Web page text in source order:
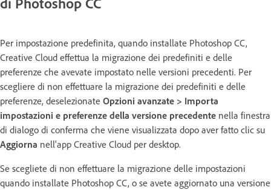
Per impostazione predefinita, quando installate Photoshop CC,
Creative Cloud effettua la migrazione dei predefiniti e delle
preferenze che avevate impostato nelle versioni precedenti. Per
scegliere di non effettuare la migrazione dei predefiniti e delle
preferenze, deselezionate Opzioni avanzate > Importa
impostazioni e preferenze della versione precedente nella finestra
di dialogo di conferma che viene visualizzata dopo aver fatto clic su
Aggiorna nell'app Creative Cloud per desktop.
Se scegliete di non effettuare la migrazione delle impostazioni
quando installate Photoshop CC, o se avete aggiornato una versione